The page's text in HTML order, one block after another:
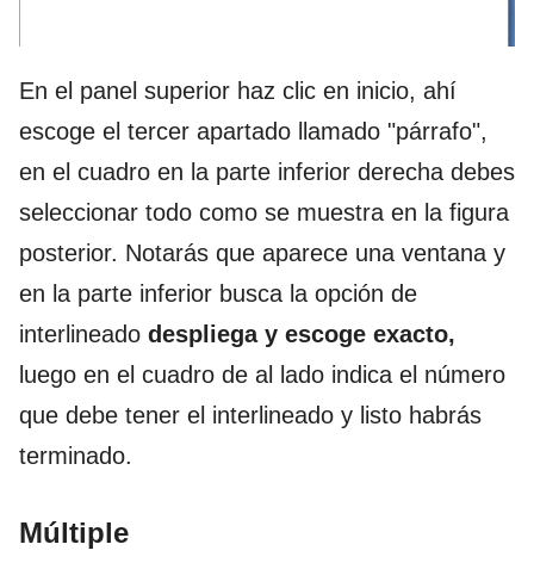
En el panel superior haz clic en inicio, ahí
escoge el tercer apartado llamado "párrafo",
en el cuadro en la parte inferior derecha debes
seleccionar todo como se muestra en la figura
posterior. Notarás que aparece una ventana y
en la parte inferior busca la opción de
interlineado despliega y escoge exacto,
luego en el cuadro de al lado indica el número
que debe tener el interlineado y listo habrás
terminado.
Múltiple